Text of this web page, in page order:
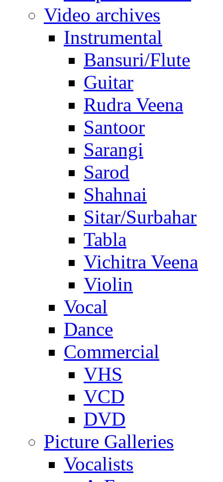
Video archives
Instrumental
Bansuri/Flute
Guitar
Rudra Veena
Santoor
Sarangi
Sarod
Shahnai
Sitar/Surbahar
Tabla
Vichitra Veena
Violin
Vocal
Dance
Commercial
VHS
VCD
DVD
Picture Galleries
Vocalists